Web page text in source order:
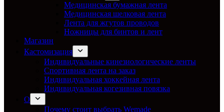
Медицинская бумажная лента
Медицинская шелковая лента
Лента для жгутов проводов
Ножницы для бинтов и лент
Магазин
Кастомизация
Индивидуальные кинезиологические ленты
Спортивная лента на заказ
Индивидуальная хоккейная лента
Индивидуальная когезивная повязка
О
Почему стоит выбрать Wemade